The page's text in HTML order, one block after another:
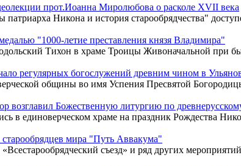
прот.Иоанна Миролюбова о расколе XVII века
Никона и история старообрядчества"
"1000-летие преставления князя Владимира"
Тихон в храме Троицы Живоначальной при
регулярных богослужений древним чином в
общины во имя Успения Пресвятой
возглавил Божественную литургию по
в единоверческом храме на праздник Рождества
старообрядцев мира "Путь Аввакума"
съезд» и ряд других мероприятий